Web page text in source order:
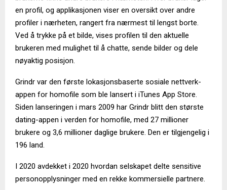
en profil, og applikasjonen viser en oversikt over andre
profiler i nærheten, rangert fra nærmest til lengst borte.
Ved å trykke på et bilde, vises profilen til den aktuelle
brukeren med mulighet til å chatte, sende bilder og dele
nøyaktig posisjon.
Grindr var den første lokasjonsbaserte sosiale nettverk-
appen for homofile som ble lansert i iTunes App Store.
Siden lanseringen i mars 2009 har Grindr blitt den største
dating-appen i verden for homofile, med 27 millioner
brukere og 3,6 millioner daglige brukere. Den er tilgjengelig i
196 land.
I 2020 avdekket i 2020 hvordan selskapet delte sensitive
personopplysninger med en rekke kommersielle partnere.